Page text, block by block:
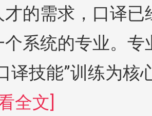
才的需求，口译
个系统的专业。专
译技能”训练为
全文]